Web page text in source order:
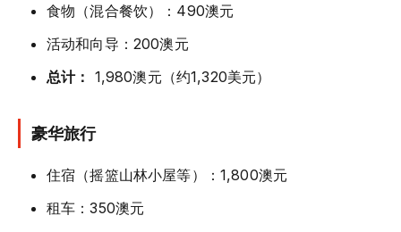
食物（混合餐饮）：490澳元
活动和向导：200澳元
总计： 1,980澳元（约1,320美元）
豪华旅行
住宿（摇篮山林小屋等）：1,800澳元
租车：350澳元